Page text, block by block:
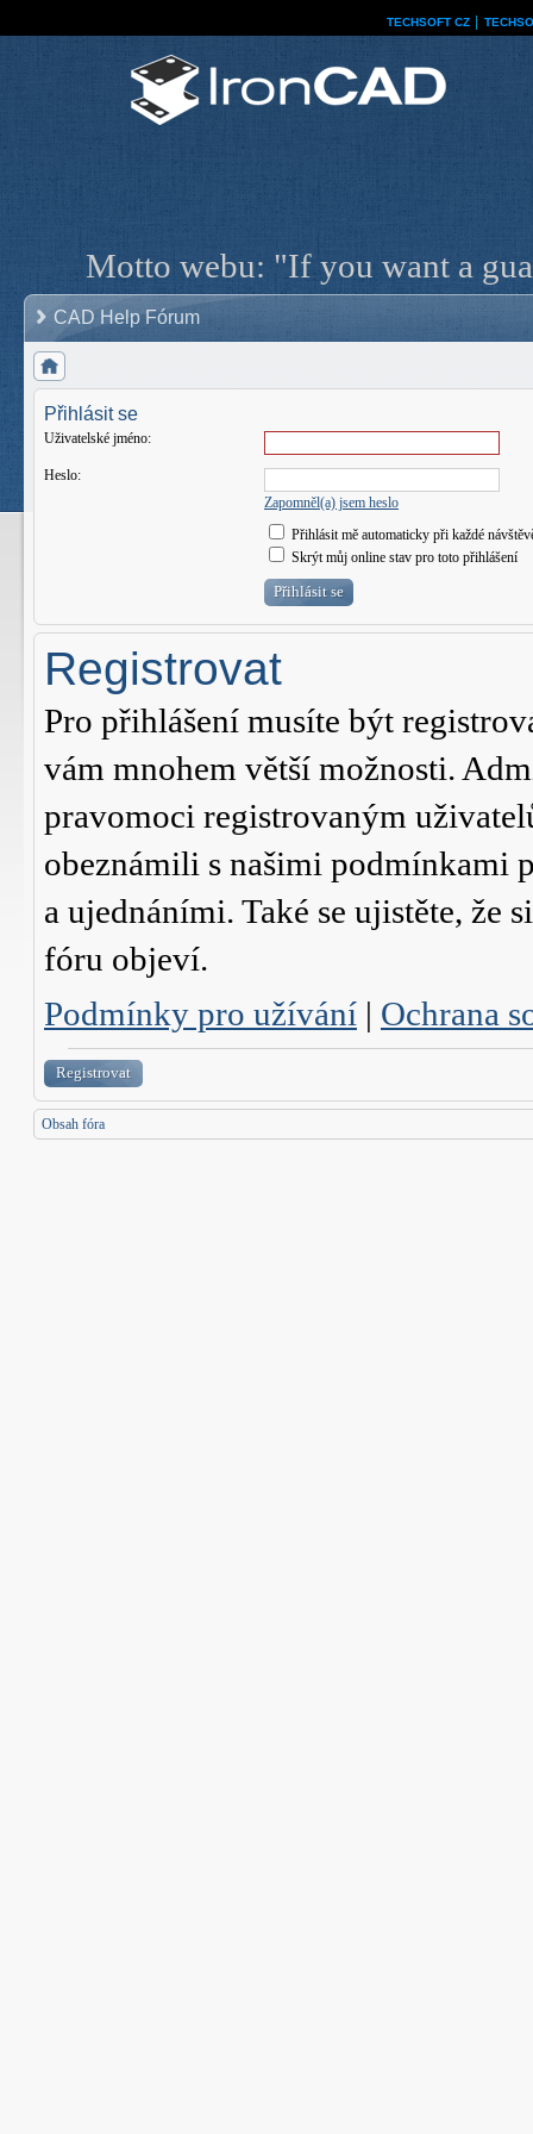
TECHSOFT CZ
Motto webu: "If you want a
CAD Help Fórum
Přihlásit se
Uživatelské jméno:
Heslo:
Zapomněl(a) jsem heslo
Přihlásit mě automaticky při každé
Skrýt můj online stav pro toto přihlášení
Registrovat
Pro přihlášení musíte být
vám mnohem větší možnosti.
pravomoci registrovaným
obeznámili s našimi podmínkami
a ujednáními. Také se ujistěte, že
fóru objeví.
Podmínky pro užívání | Ochrana
Registrovat
Obsah fóra